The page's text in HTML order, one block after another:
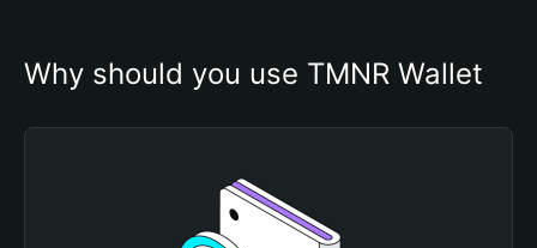
Why should you use TMNR Wallet